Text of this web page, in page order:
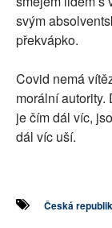
svým
překvápko.
Covid nemá
morální autority.
je čím dál víc,
dál víc uší.
Česká